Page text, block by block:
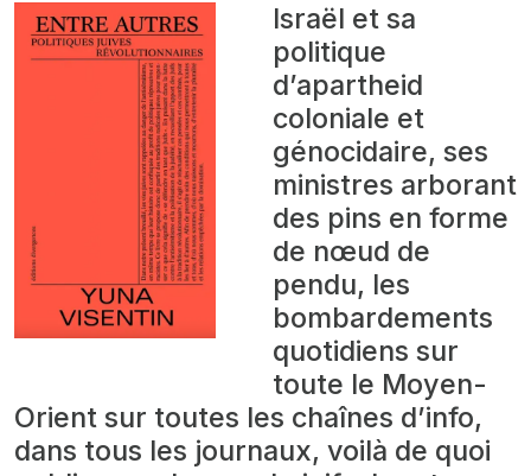
Israël et sa
politique
d’apartheid
coloniale et
génocidaire, ses
ministres arborant
des pins en forme
de nœud de
pendu, les
bombardements
quotidiens sur
toute le Moyen-
Orient sur toutes les chaînes d’info,
dans tous les journaux, voilà de quoi